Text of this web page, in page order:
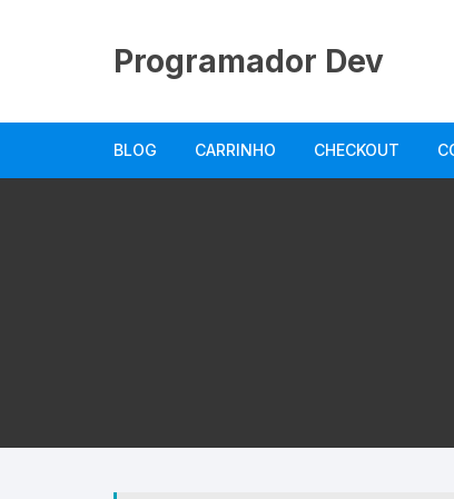
Programador Dev
BLOG CARRINHO CHECKOUT